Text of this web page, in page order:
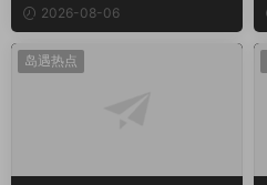
2026-08-06
岛遇热点